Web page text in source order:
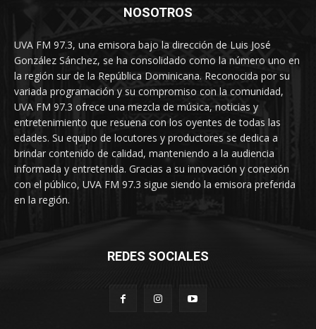
NOSOTROS
UVA FM 97.3, una emisora bajo la dirección de Luis José
González Sánchez, se ha consolidado como la número uno en
la región sur de la República Dominicana. Reconocida por su
variada programación y su compromiso con la comunidad,
UVA FM 97.3 ofrece una mezcla de música, noticias y
entretenimiento que resuena con los oyentes de todas las
edades. Su equipo de locutores y productores se dedica a
brindar contenido de calidad, manteniendo a la audiencia
informada y entretenida. Gracias a su innovación y conexión
con el público, UVA FM 97.3 sigue siendo la emisora preferida
en la región.
REDES SOCIALES